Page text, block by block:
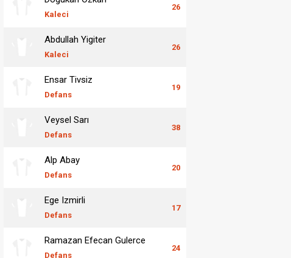
Kaleci
26
Abdullah Yigiter
Kaleci
26
Ensar Tivsiz
Defans
19
Veysel Sarı
Defans
38
Alp Abay
Defans
20
Ege Izmirli
Defans
17
Ramazan Efecan Gulerce
Defans
24